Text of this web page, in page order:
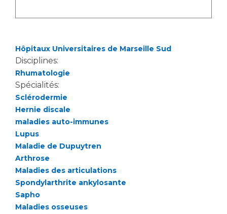
La Commission Des Usagers (CDU)
Les Comités Locaux des Usagers
Le projet des usagers
Qualité
Nos indicateurs qualité et de sécurité des soins
Protection des données
Rôles et missions
Liste des marchés conclus
Documents utiles
Hôpitaux Universitaires de Marseille Sud
Disciplines:
Rhumatologie
Spécialités:
Sclérodermie
Hernie discale
maladies auto-immunes
Lupus
Maladie de Dupuytren
Arthrose
Maladies des articulations
Spondylarthrite ankylosante
Sapho
Maladies osseuses